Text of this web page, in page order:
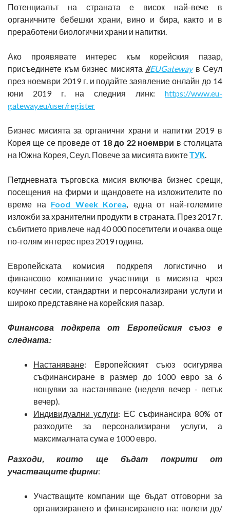
Потенциалът на страната е висок най-вече в
органичните бебешки храни, вино и бира, както и в
преработени биологични храни и напитки.
Ако проявявате интерес към корейския пазар,
присъединете към бизнес мисията #EUGatewayв Сеул
през ноември 2019 г. и подайте заявление онлайн до 14
юни 2019 г. на следния линк: https://www.eu-
gateway.eu/user/register
Бизнес мисията за органични храни и напитки 2019 в
Корея ще се проведе от 18 до 22 ноември в столицата
на Южна Корея, Сеул. Повече за мисията вижтеТУК.
Петдневната търговска мисия включва бизнес срещи,
посещения на фирми и щандовете на изложителите по
време на Food Week Korea, една от най-големите
изложби за хранителни продукти в страната. През 2017 г.
събитието привлече над 40 000 посетители и очаква още
по-голям интерес през 2019 година.
Европейската комисия подкрепя логистично и
финансово компаниите участници в мисията чрез
коучинг сесии, стандартни и персонализирани услуги и
широко представяне на корейския пазар.
Финансова подкрепа от Европейския съюз е
следната:
Настаняване: Европейският съюз осигурява
съфинансиране в размер до 1000 евро за 6
нощувки за настаняване (неделя вечер - петък
вечер).
Индивидуални услуги: ЕС съфинансира 80% от
разходите за персонализирани услуги, а
максималната сума е 1000 евро.
Разходи, които ще бъдат покрити от
участващите фирми:
Участващите компании ще бъдат отговорни за
организирането и финансирането на: полети до/